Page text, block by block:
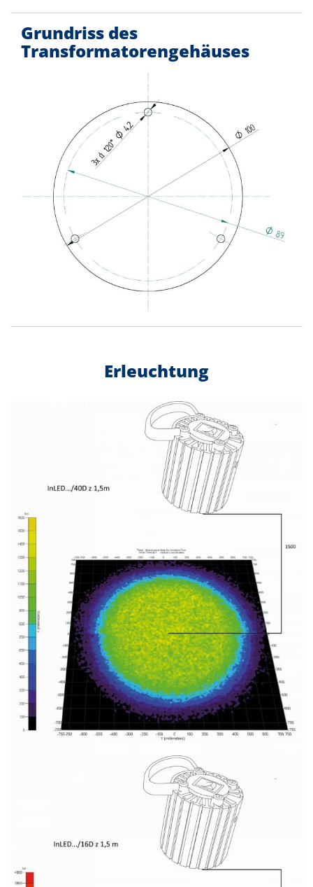
Grundriss des
Transformatorengehäuses
Erleuchtung